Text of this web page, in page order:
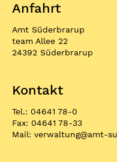
Anfahrt
Amt Süderbrarup
team Allee 22
24392 Süderbrarup
Kontakt
Tel.: 04641 78-0
Fax: 04641 78-33
Mail: verwaltung@amt-